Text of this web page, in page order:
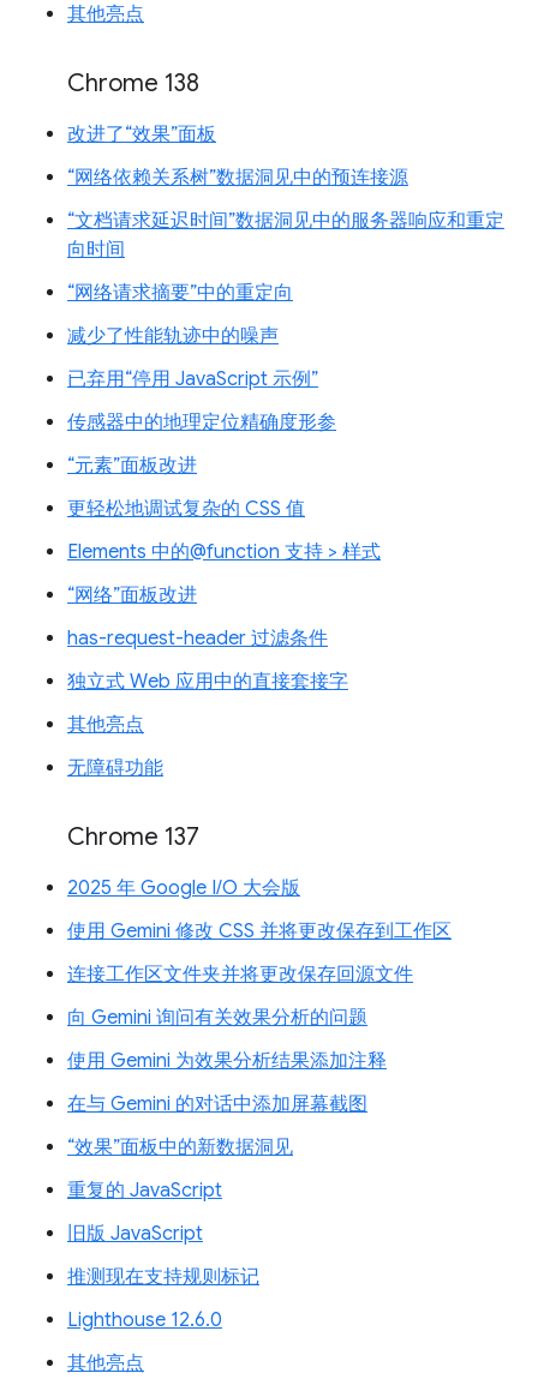
其他亮点
Chrome 138
改进了“效果”面板
“网络依赖关系树”数据洞见中的预连接源
“文档请求延迟时间”数据洞见中的服务器响应和重定
向时间
“网络请求摘要”中的重定向
减少了性能轨迹中的噪声
已弃用“停用 JavaScript 示例”
传感器中的地理定位精确度形参
“元素”面板改进
更轻松地调试复杂的 CSS 值
Elements 中的@function 支持 > 样式
“网络”面板改进
has-request-header 过滤条件
独立式 Web 应用中的直接套接字
其他亮点
无障碍功能
Chrome 137
2025 年 Google I/O 大会版
使用 Gemini 修改 CSS 并将更改保存到工作区
连接工作区文件夹并将更改保存回源文件
向 Gemini 询问有关效果分析的问题
使用 Gemini 为效果分析结果添加注释
在与 Gemini 的对话中添加屏幕截图
“效果”面板中的新数据洞见
重复的 JavaScript
旧版 JavaScript
推测现在支持规则标记
Lighthouse 12.6.0
其他亮点